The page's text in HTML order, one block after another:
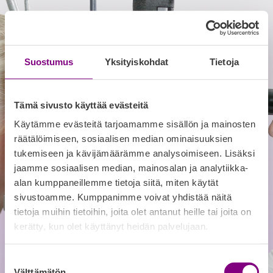
Suostumus Yksityiskohdat Tietoja
Tämä sivusto käyttää evästeitä
Käytämme evästeitä tarjoamamme sisällön ja mainosten
räätälöimiseen, sosiaalisen median ominaisuuksien
tukemiseen ja kävijämäärämme analysoimiseen. Lisäksi
jaamme sosiaalisen median, mainosalan ja analytiikka-
alan kumppaneillemme tietoja siitä, miten käytät
sivustoamme. Kumppanimme voivat yhdistää näitä
tietoja muihin tietoihin, joita olet antanut heille tai joita on
kerätty, kun olet käyttänyt heidän palvelujaan.
HINNASTO
HENKILÖKUNTA
MEISTÄ
ULLANLINNAN SILMALÄÄKÄRIT
MEISTÄ